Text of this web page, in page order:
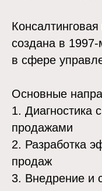
создана в 1997-
в сфере
Основные
1. Диагностика
продажами
2. Разработка
продаж
3. Внедрение и